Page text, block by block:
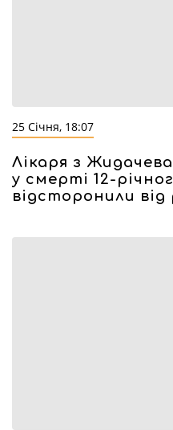
25 Січня, 18:07
Лікаря з
у смерті 12-
відсторонили